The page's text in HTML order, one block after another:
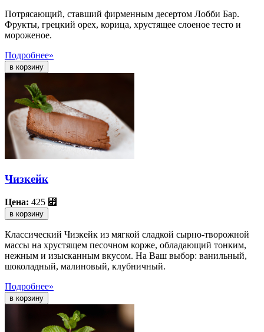
Потрясающий, ставший фирменным десертом Лобби Бар.
Фрукты, грецкий орех, корица, хрустящее слоеное тесто и
мороженое.
Подробнее»
Чизкейк
Цена: 425 ⃏
в корзину
Классический Чизкейк из мягкой сладкой сырно-творожной
массы на хрустящем песочном корже, обладающий тонким,
нежным и изысканным вкусом. На Ваш выбор: ванильный,
шоколадный, малиновый, клубничный.
Подробнее»